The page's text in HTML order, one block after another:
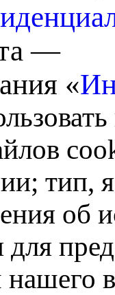
—
«
тип,
об
для
нашего